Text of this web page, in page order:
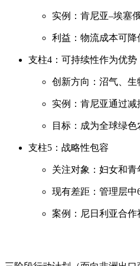
实例：肯尼亚–埃塞
利益：物流成本可降
支柱4：可持续性作为优势
创新方向：沼气、生
实例：肯尼亚通过减
目标：成为全球绿
支柱5：战略性包容
关注对象：妇女和青
现有差距：管理层中
案例：尼日利亚合作